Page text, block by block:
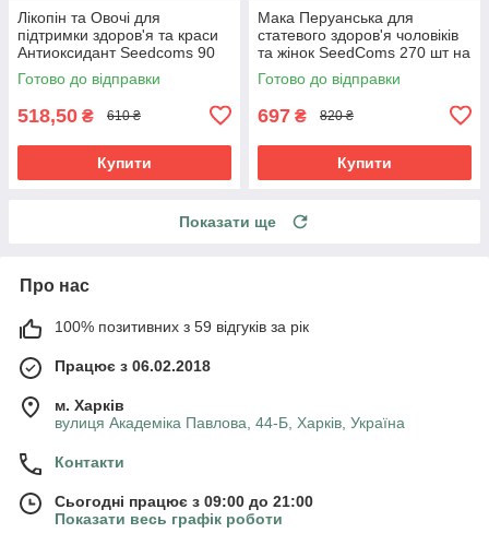
Лікопін та Овочі для
підтримки здоров'я та краси
Антиоксидант Seedcoms 90
капсул на 3 місяці прийому
Готово до відправки
518,50 ₴ 610 ₴
Купити
Мака Перуанська для
статевого здоров'я чоловіків
та жінок SeedComs 270 шт на
3 місяці прийому
Готово до відправки
697 ₴ 820 ₴
Купити
Показати ще
Про нас
100% позитивних з 59 відгуків за рік
Працює з 06.02.2018
м. Харків
вулиця Академіка Павлова, 44-Б, Харків, Україна
Контакти
Сьогодні працює з 09:00 до 21:00
Показати весь графік роботи